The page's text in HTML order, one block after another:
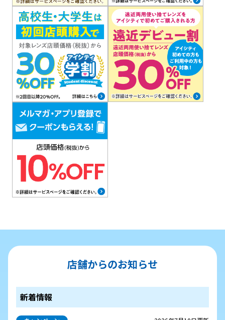
店舗からのお知らせ
新着情報